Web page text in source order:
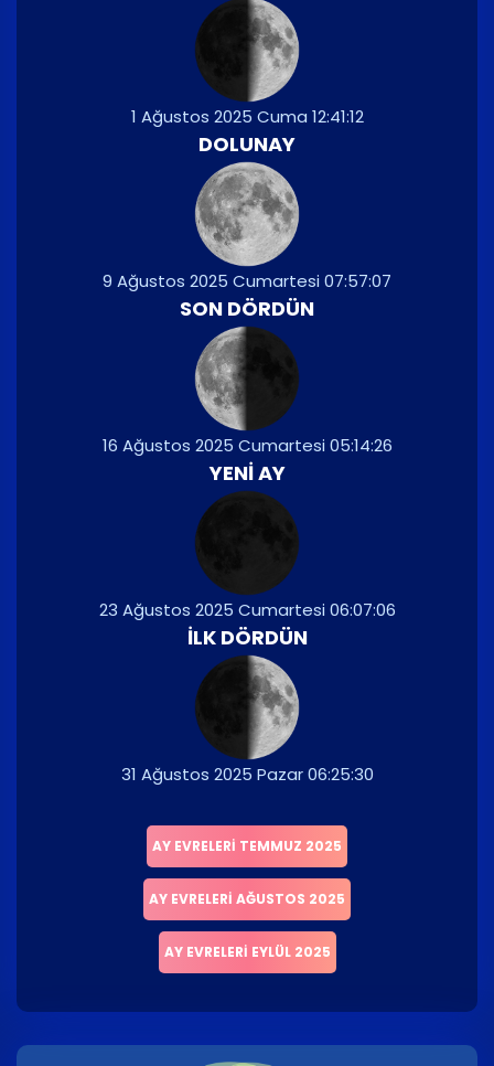
1 Ağustos 2025 Cuma 12:41:12
DOLUNAY
9 Ağustos 2025 Cumartesi 07:57:07
SON DÖRDÜN
16 Ağustos 2025 Cumartesi 05:14:26
YENI AY
23 Ağustos 2025 Cumartesi 06:07:06
İLK DÖRDÜN
31 Ağustos 2025 Pazar 06:25:30
AY EVRELERI TEMMUZ 2025
AY EVRELERI AĞUSTOS 2025
AY EVRELERI EYLÜL 2025